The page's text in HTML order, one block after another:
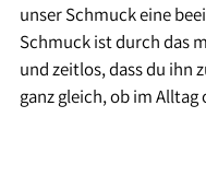
unser Schmuck eine
Schmuck ist durch das
und zeitlos, dass du ihn
ganz gleich, ob im Alltag